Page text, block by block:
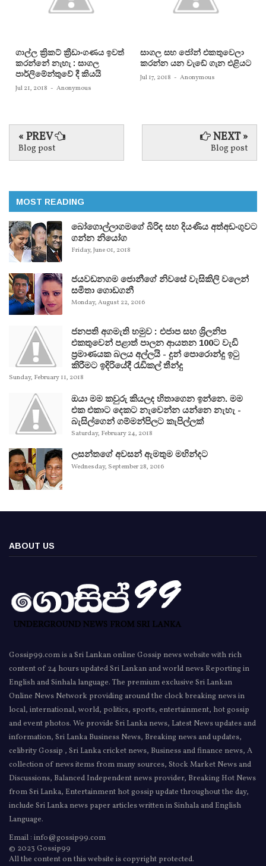
ගාල්ල ක්‍රිකට් ක්‍රීඩාංගණය ඉවත්
කරන්නේ නැහැ : සාගල
පාර්ලිමේන්තුවේ දී කියයි
Jul 21, 2018 - Anonymous
සාගල සහ ජෝන් එකතුවෙලා
කරන්න යන වැඩේ ගැන එළියට
Jul 17, 2018 - Anonymous
« PREV
Blog post
NEXT »
Blog post
MOST READING
බෝගොල්ලාගමගේ බිරිඳ සහ දියණිය අත්අඩංගුවට
ගන්න නියෝග
Friday, June 01, 2018
ජයවඩනගම ජොනීගේ නිවසේ වැසිකිලි වලෙන්
සමිතා ගොඩගනී
Monday, August 22, 2016
ජනපති අගමැති හමුව : එජාප සහ ශ්‍රිලනිප
එකතුවෙන් පළාත් පාලන ආයතන 100ට වැඩි
ප්‍රමාණයක බලය අල්ලයි - දුන් පොරොන්දු ඉටු
කිරීමට ඉදිරියේදී රැඩිකල් තීන්දු
Sunday, February 11, 2018
ඔයා මම කවුරු කියලද හිතාගෙන ඉන්නෙ. මම
එක එකාට දෙකට නැවෙන්න යන්නෙ නැහැ -
බැසිල්ගෙන් ගම්මන්පිලට කැපිල්ලක්
Saturday, February 24, 2018
ලසන්තගේ අවසන් ඇමතුම මහින්දට
Wednesday, September 28, 2016
ABOUT US
Gossip99.com is a Sri Lankan online Gossip news website with rich
content of 24 hours updated Sri Lankan and world news Reporting in
English and Sinhala language. The premium exclusive Sri Lankan
Online News Network providing around the clock breaking news in
local, international, world, politics, sports, entertainment, hot gossip
and event photos. We provide Sri Lanka news, Latest News updates and
information, Sri Lanka Business News, Breaking news and updates,
celibrity Gossip , Sri Lanka cricket news, Business and finance news, A
collection of news items from many sources, Stock Market News and
Discussions, Balanced Independent news provider, Breaking Hot News
from Sri Lanka, Entertainment hot gossip update throughout the day,
include Sri Lanka news paper articles written in Sinhala and English
Language.
Email : info@gossip99.com
© 2023 Gossip99
All the content on this website is copyright protected.